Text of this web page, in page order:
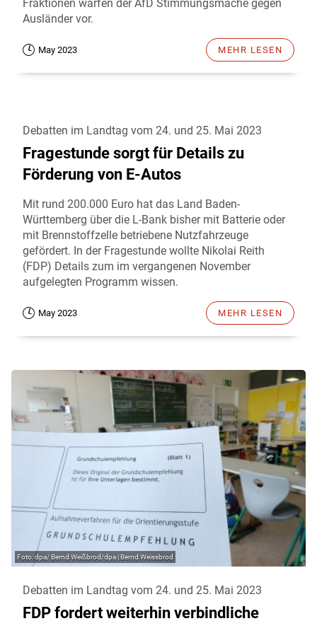
Fraktionen warfen der AfD Stimmungsmache gegen
Ausländer vor.
May 2023 MEHR LESEN
Debatten im Landtag vom 24. und 25. Mai 2023
Fragestunde sorgt für Details zu
Förderung von E-Autos
Mit rund 200.000 Euro hat das Land Baden-
Württemberg über die L-Bank bisher mit Batterie oder
mit Brennstoffzelle betriebene Nutzfahrzeuge
gefördert. In der Fragestunde wollte Nikolai Reith
(FDP) Details zum im vergangenen November
aufgelegten Programm wissen.
May 2023 MEHR LESEN
dpa/ Bernd Weißbrod/dpa | Bernd Weissbrod
Debatten im Landtag vom 24. und 25. Mai 2023
FDP fordert weiterhin verbindliche